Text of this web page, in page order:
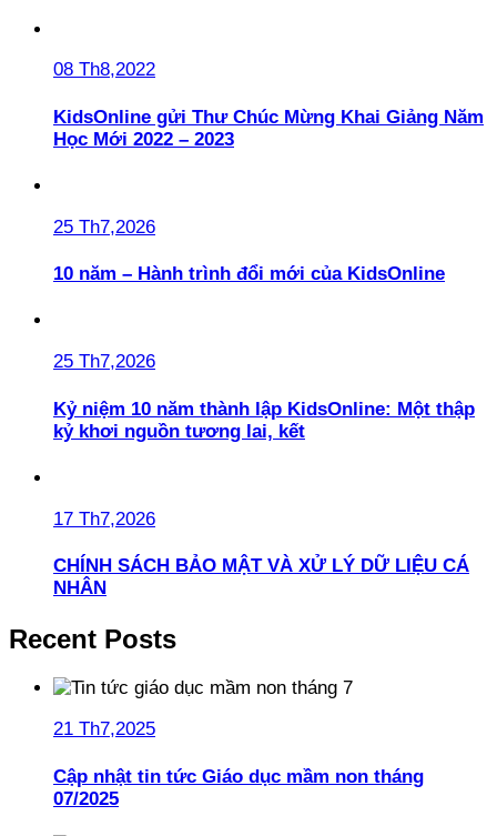
08 Th8,2022
KidsOnline gửi Thư Chúc Mừng Khai Giảng Năm
Học Mới 2022 – 2023
25 Th7,2026
10 năm – Hành trình đổi mới của KidsOnline
25 Th7,2026
Kỷ niệm 10 năm thành lập KidsOnline: Một thập
kỷ khơi nguồn tương lai, kết
17 Th7,2026
CHÍNH SÁCH BẢO MẬT VÀ XỬ LÝ DỮ LIỆU CÁ
NHÂN
Recent Posts
21 Th7,2025
Cập nhật tin tức Giáo dục mầm non tháng
07/2025